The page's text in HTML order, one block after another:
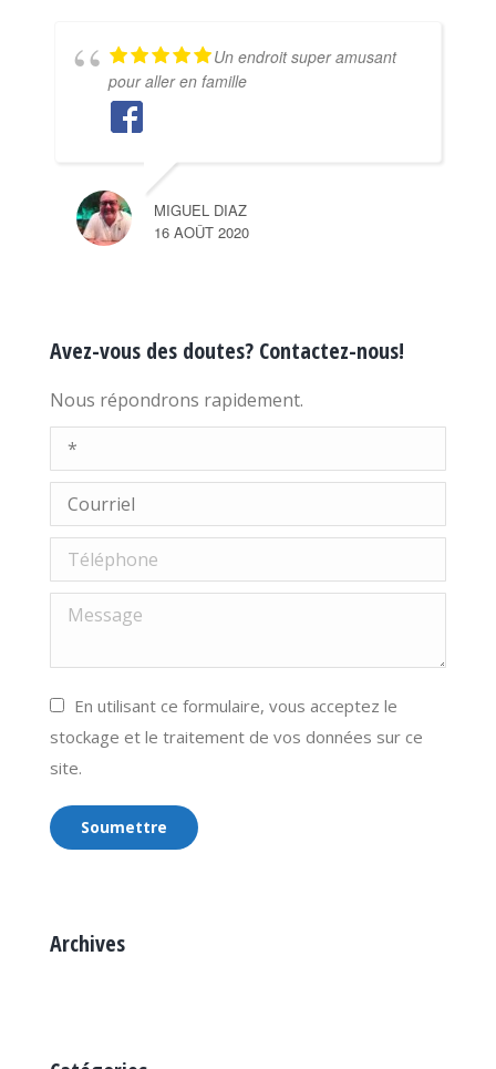
Un endroit super amusant
pour aller en famille
MIGUEL DIAZ
16 AOÛT 2020
Avez-vous des doutes? Contactez-nous!
Nous répondrons rapidement.
Nom *
Courriel
Téléphone
Message
En utilisant ce formulaire, vous acceptez le
stockage et le traitement de vos données sur ce
site.
Soumettre
Archives